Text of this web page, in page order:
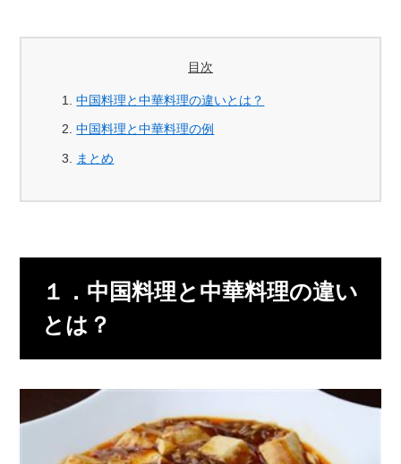
目次
中国料理と中華料理の違いとは？
中国料理と中華料理の例
まとめ
１．中国料理と中華料理の違い
とは？